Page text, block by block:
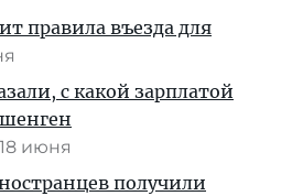
правила въезда для
с какой зарплатой
18 июня
получили